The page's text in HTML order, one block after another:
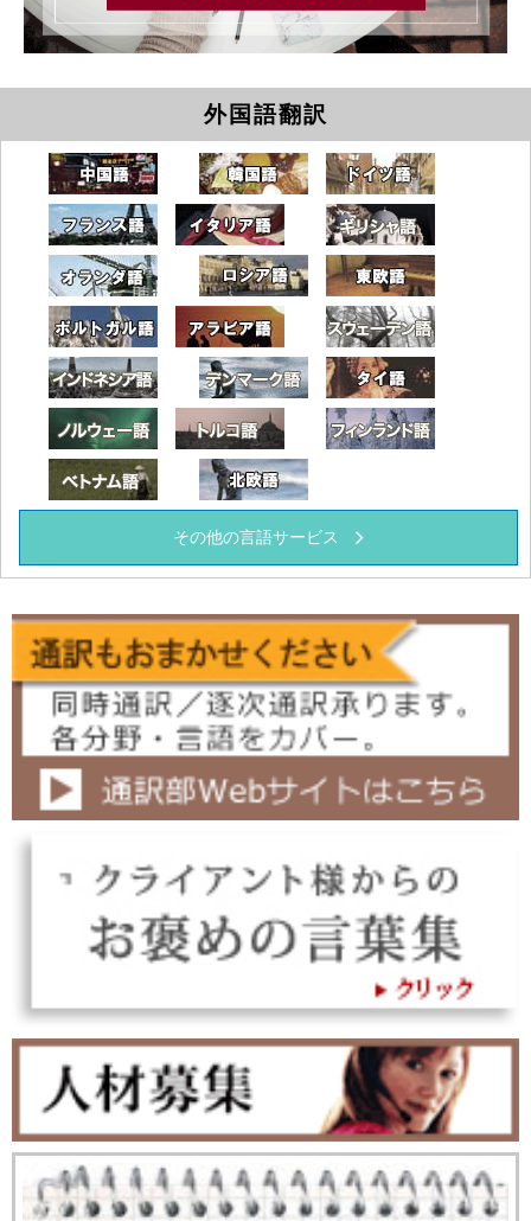
外国語翻訳
中国語 韓国語
フランス語 イタリア語
オランダ ロシア語
ポルトガル語 アラビア語
インドネシア語 デンマーク語
ノルウェー語 トルコ語
ベトナム語
その他の言語サービス